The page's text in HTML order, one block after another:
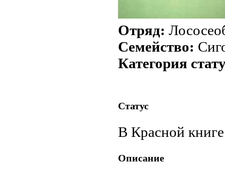
Отряд:
Семейство:
Категория
Статус
В Красной
Описание